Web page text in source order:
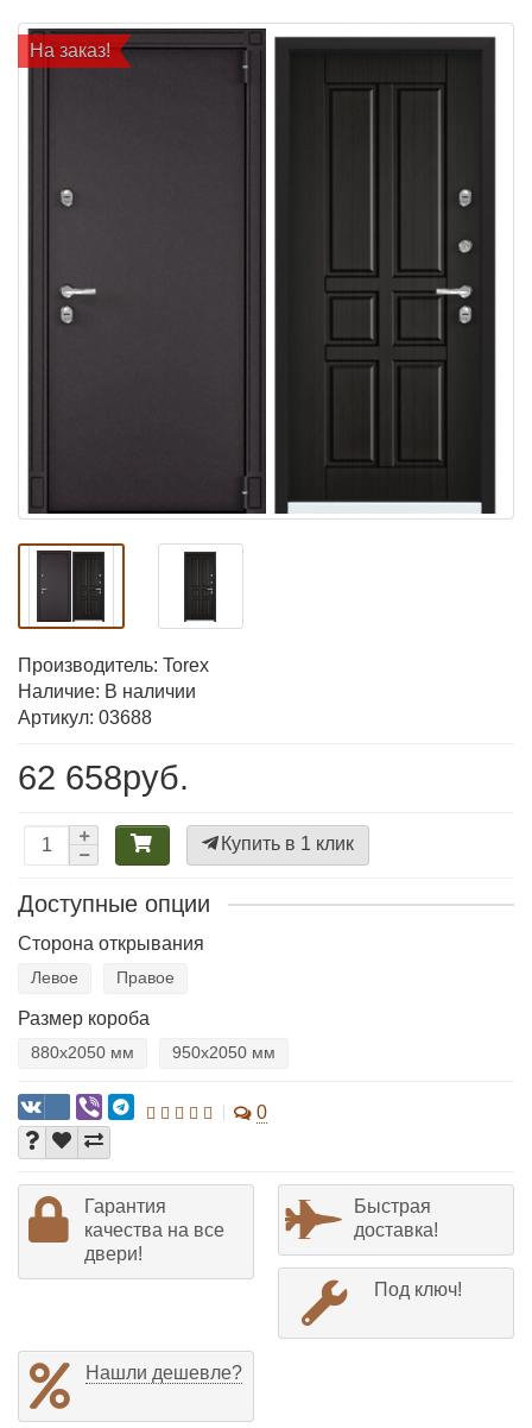
На заказ!
Производитель: Torex
Наличие: В наличии
Артикул: 03688
62 658руб.
Купить в 1 клик
Доступные опции
Сторона открывания
Левое Правое
Размер короба
880х2050 мм 950х2050 мм
0
Гарантия
качества на все
двери!
Быстрая
доставка!
Под ключ!
Нашли дешевле?